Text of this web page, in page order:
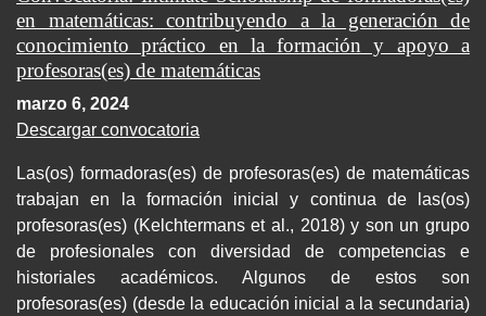
en matemáticas: contribuyendo a la generación de
conocimiento práctico en la formación y apoyo a
profesoras(es) de matemáticas
marzo 6, 2024
Descargar convocatoria
Las(os) formadoras(es) de profesoras(es) de matemáticas
trabajan en la formación inicial y continua de las(os)
profesoras(es) (Kelchtermans et al., 2018) y son un grupo
de profesionales con diversidad de competencias e
historiales académicos. Algunos de estos son
profesoras(es) (desde la educación inicial a la secundaria)